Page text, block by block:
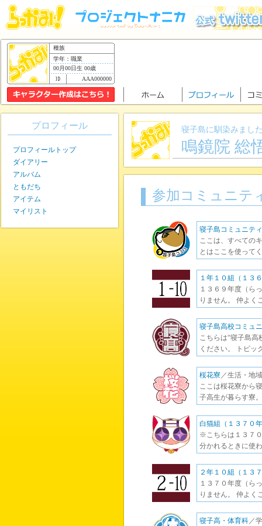
種族
学年：職業
00月00日生 00歳
AAA000000
寝子島に馴染みまし
鳴鏡院 総
参加コミュニテ
寝子島コミュニティ
ここは、すべての
とはここを使って
１年１０組（１３
１３６９年度（ら
りません。 仲よく
寝子島高校コミュ
こちらは“寝子島高
ください。 トピッ
桜花寮／生活・地
ここは桜花寮から
子高生が暮らす寮
白猫組（１３７０
※こちらは１３７
分かれるときに使
２年１０組（１３
１３７０年度（ら
りません。 仲よく
寝子高・体育科／
プロフィール
プロフィールトップ
ダイアリー
アルバム
ともだち
アイテム
マイリスト